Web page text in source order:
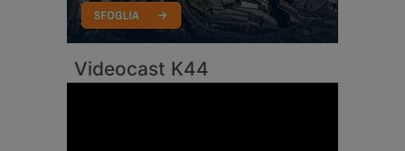
Videocast K44